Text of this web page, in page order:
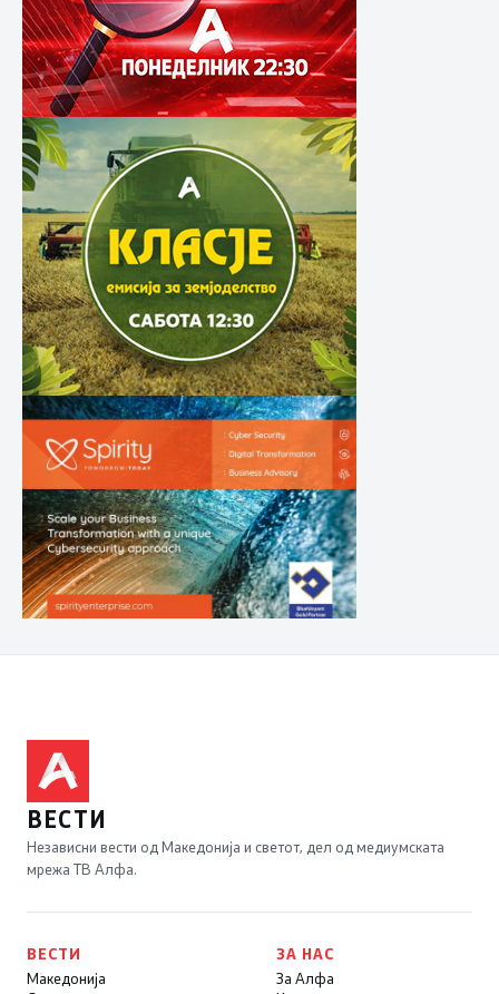
ВЕСТИ
Независни вести од Македонија и светот, дел од медиумската
мрежа ТВ Алфа.
ВЕСТИ
Македонија
ЗА НАС
За Алфа